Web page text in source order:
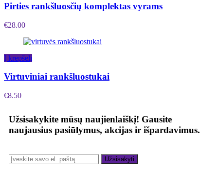
Pirties rankšluosčių komplektas vyrams
€28.00
Į krepšelį
Virtuviniai rankšluostukai
€8.50
Užsisakykite mūsų naujienlaiškį! Gausite
naujausius pasiūlymus, akcijas ir išpardavimus.
Užsisakyti